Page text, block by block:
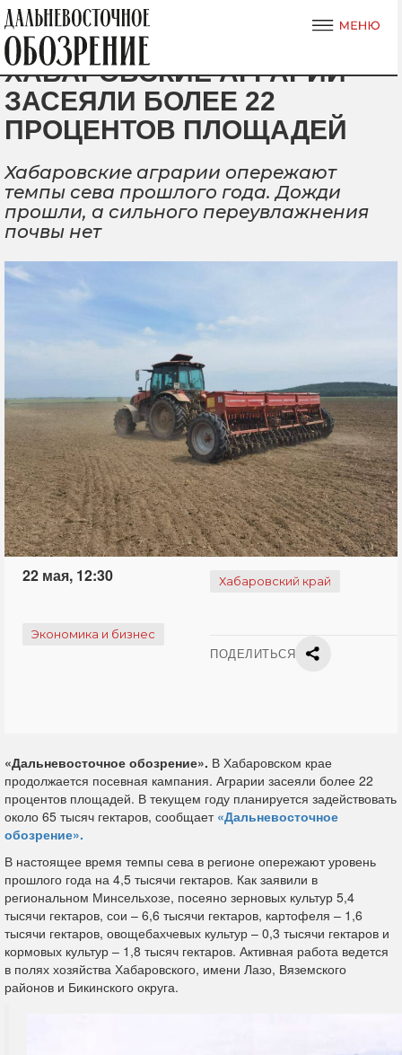
ХАБАРОВСКИЕ АГРАРИИ
ЗАСЕЯЛИ БОЛЕЕ 22
ПРОЦЕНТОВ ПЛОЩАДЕЙ
Хабаровские аграрии опережают
темпы сева прошлого года. Дожди
прошли, а сильного переувлажнения
почвы нет
22 мая, 12:30 Хабаровский край
Экономика и бизнес
ПОДЕЛИТЬСЯ
«Дальневосточное обозрение». В Хабаровском крае
продолжается посевная кампания. Аграрии засеяли более 22
процентов площадей. В текущем году планируется задействовать
около 65 тысяч гектаров, сообщает «Дальневосточное
обозрение».
В настоящее время темпы сева в регионе опережают уровень
прошлого года на 4,5 тысячи гектаров. Как заявили в
региональном Минсельхозе, посеяно зерновых культур 5,4
тысячи гектаров, сои – 6,6 тысячи гектаров, картофеля – 1,6
тысячи гектаров, овощебахчевых культур – 0,3 тысячи гектаров и
кормовых культур – 1,8 тысяч гектаров. Активная работа ведется
в полях хозяйства Хабаровского, имени Лазо, Вяземского
районов и Бикинского округа.